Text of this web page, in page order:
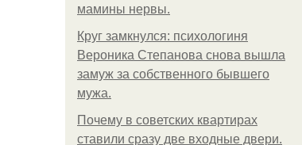
мамины нервы.
Круг замкнулся: психологиня
Вероника Степанова снова вышла
замуж за собственного бывшего
мужа.
Почему в советских квартирах
ставили сразу две входные двери.